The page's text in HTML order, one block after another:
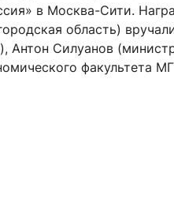
аналитический отдел
в Москва-Сити.
область)
Антон Силуанов
факультета